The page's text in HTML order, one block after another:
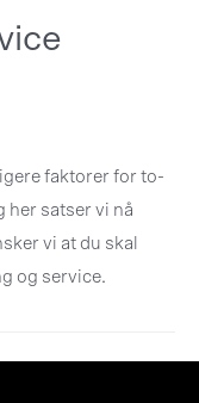
faktorer for to-
her satser vi nå
vi at du skal
og service.